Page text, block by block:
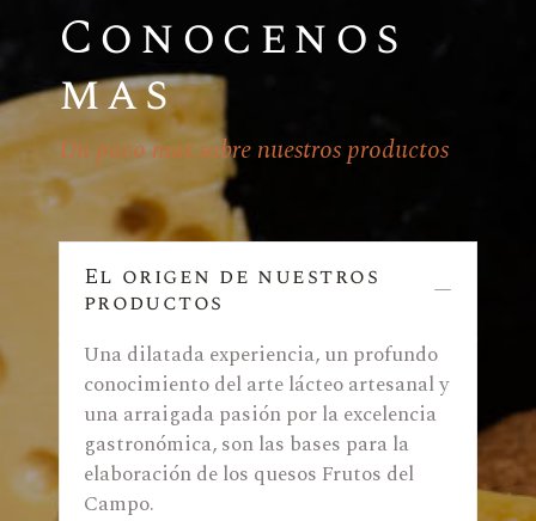
Conocenos
mas
Un poco mas sobre nuestros productos
El origen de nuestros
productos
Una dilatada experiencia, un profundo
conocimiento del arte lácteo artesanal y
una arraigada pasión por la excelencia
gastronómica, son las bases para la
elaboración de los quesos Frutos del
Campo.